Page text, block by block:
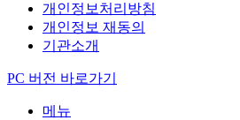
개인정보처리방침
개인정보 재동의
기관소개
PC 버전 바로가기
메뉴